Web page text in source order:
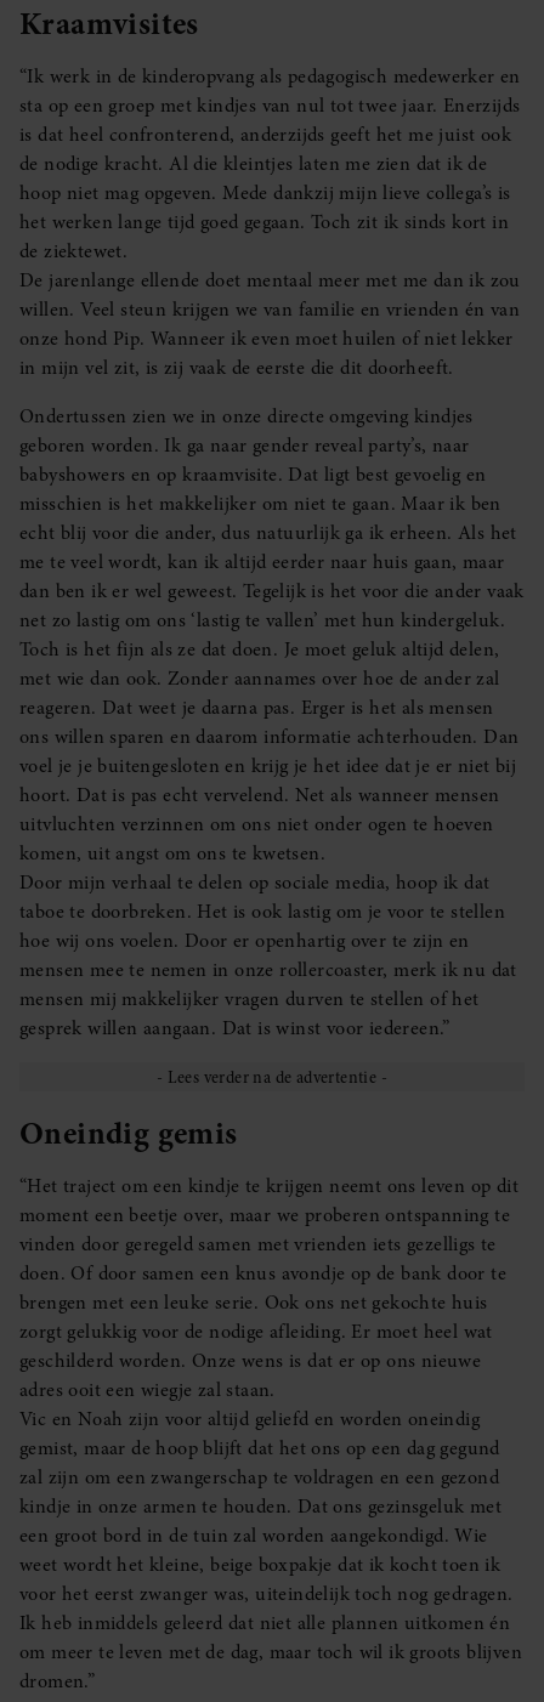
Kraamvisites
“Ik werk in de kinderopvang als pedagogisch medewerker en
sta op een groep met kindjes van nul tot twee jaar. Enerzijds
is dat heel confronterend, anderzijds geeft het me juist ook
de nodige kracht. Al die kleintjes laten me zien dat ik de
hoop niet mag opgeven. Mede dankzij mijn lieve collega’s is
het werken lange tijd goed gegaan. Toch zit ik sinds kort in
de ziektewet.
De jarenlange ellende doet mentaal meer met me dan ik zou
willen. Veel steun krijgen we van familie en vrienden én van
onze hond Pip. Wanneer ik even moet huilen of niet lekker
in mijn vel zit, is zij vaak de eerste die dit doorheeft.
Ondertussen zien we in onze directe omgeving kindjes
geboren worden. Ik ga naar gender reveal party’s, naar
babyshowers en op kraamvisite. Dat ligt best gevoelig en
misschien is het makkelijker om niet te gaan. Maar ik ben
echt blij voor die ander, dus natuurlijk ga ik erheen. Als het
me te veel wordt, kan ik altijd eerder naar huis gaan, maar
dan ben ik er wel geweest. Tegelijk is het voor die ander vaak
net zo lastig om ons ‘lastig te vallen’ met hun kindergeluk.
Toch is het fijn als ze dat doen. Je moet geluk altijd delen,
met wie dan ook. Zonder aannames over hoe de ander zal
reageren. Dat weet je daarna pas. Erger is het als mensen
ons willen sparen en daarom informatie achterhouden. Dan
voel je je buitengesloten en krijg je het idee dat je er niet bij
hoort. Dat is pas echt vervelend. Net als wanneer mensen
uitvluchten verzinnen om ons niet onder ogen te hoeven
komen, uit angst om ons te kwetsen.
Door mijn verhaal te delen op sociale media, hoop ik dat
taboe te doorbreken. Het is ook lastig om je voor te stellen
hoe wij ons voelen. Door er openhartig over te zijn en
mensen mee te nemen in onze rollercoaster, merk ik nu dat
mensen mij makkelijker vragen durven te stellen of het
gesprek willen aangaan. Dat is winst voor iedereen.”
Oneindig gemis
“Het traject om een kindje te krijgen neemt ons leven op dit
moment een beetje over, maar we proberen ontspanning te
vinden door geregeld samen met vrienden iets gezelligs te
doen. Of door samen een knus avondje op de bank door te
brengen met een leuke serie. Ook ons net gekochte huis
zorgt gelukkig voor de nodige afleiding. Er moet heel wat
geschilderd worden. Onze wens is dat er op ons nieuwe
adres ooit een wiegje zal staan.
Vic en Noah zijn voor altijd geliefd en worden oneindig
gemist, maar de hoop blijft dat het ons op een dag gegund
zal zijn om een zwangerschap te voldragen en een gezond
kindje in onze armen te houden. Dat ons gezinsgeluk met
een groot bord in de tuin zal worden aangekondigd. Wie
weet wordt het kleine, beige boxpakje dat ik kocht toen ik
voor het eerst zwanger was, uiteindelijk toch nog gedragen.
Ik heb inmiddels geleerd dat niet alle plannen uitkomen én
om meer te leven met de dag, maar toch wil ik groots blijven
dromen.”